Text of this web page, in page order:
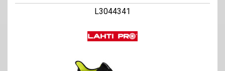
L3044341